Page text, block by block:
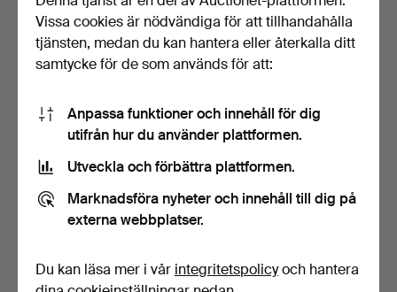
104 USD 99 USD
MARC CHAGALL. EFTER.
3 dagar
Värdering
8 dagar
Värdering
Vissa cookies är nödvändiga för att tillhandahålla
tjänsten, medan du kan hantera eller återkalla ditt
samtycke för de som används för att:
Anpassa funktioner och innehåll för dig
utifrån hur du använder plattformen.
Utveckla och förbättra plattformen.
Marknadsföra nyheter och innehåll till dig på
externa webbplatser.
Du kan läsa mer i vår integritetspolicyoch hantera